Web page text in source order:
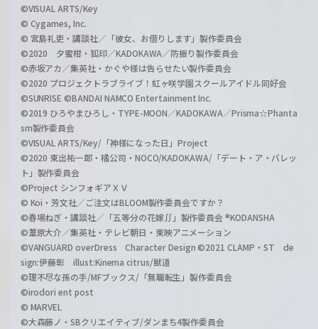
©VISUAL ARTS/Key
© Cygames, Inc.
© 宮島礼吏・講談社／「彼女、お借りします」製作委員会
©2020 夕蜜柑・狐印／KADOKAWA／防振り製作委員会
©赤坂アカ／集英社・かぐや様は告らせたい製作委員会
©2020 プロジェクトラブライブ！虹ヶ咲学園スクールアイドル同好会
©SUNRISE ©BANDAI NAMCO Entertainment Inc.
©2019 ひろやまひろし・TYPE-MOON／KADOKAWA／Prisma☆Phanta
sm製作委員会
©VISUAL ARTS/Key/「神様になった日」Project
©2020 東出祐一郎・橘公司・NOCO/KADOKAWA/「デート・ア・バレッ
ト」製作委員会
©Project シンフォギアＸＶ
© Koi・芳文社／ご注文はBLOOM製作委員会ですか？
©春場ねぎ・講談社／「五等分の花嫁∬」製作委員会 ®KODANSHA
©葦原大介／集英社・テレビ朝日・東映アニメーション
©VANGUARD overDress Character Design ©2021 CLAMP・ST de
sign:伊藤彰 illust:Kinema citrus/獣道
©理不尽な孫の手/MFブックス/「無職転生」製作委員会
©irodori ent post
© MARVEL
©大森藤ノ・SBクリエイティブ/ダンまち4製作委員会